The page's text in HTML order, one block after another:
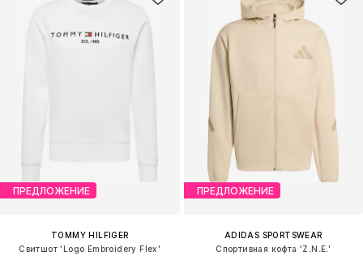
ПРЕДЛОЖЕНИЕ
TOMMY HILFIGER
Свитшот 'Logo Embroidery Flex'
ПРЕДЛОЖЕНИЕ
ADIDAS SPORTSWEAR
Спортивная кофта 'Z.N.E.'